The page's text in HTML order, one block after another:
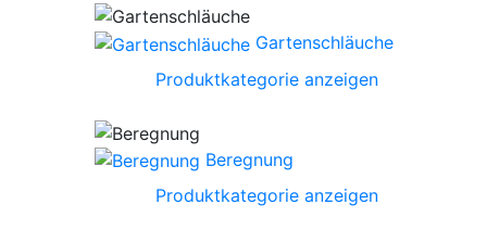
Gartenschläuche
Produktkategorie anzeigen
Beregnung
Produktkategorie anzeigen